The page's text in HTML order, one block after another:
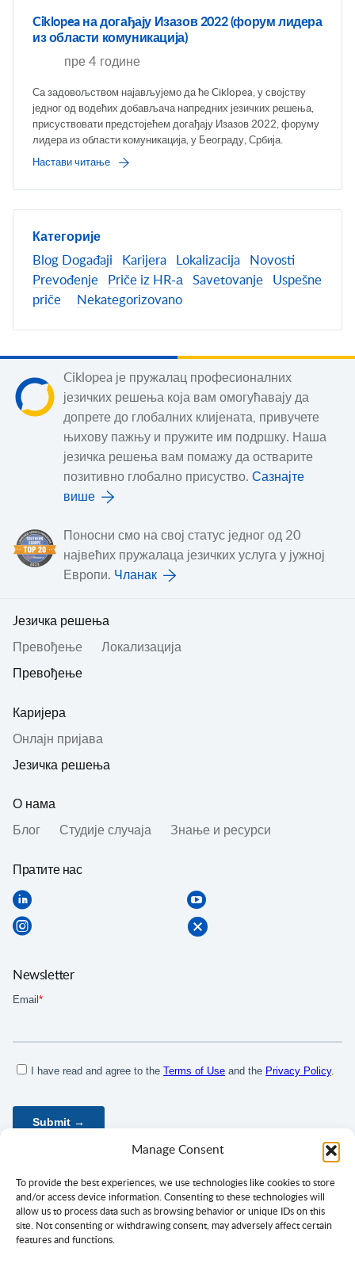
Manage Consent
To provide the best experiences, we use technologies like cookies to store
and/or access device information. Consenting to these technologies will
allow us to process data such as browsing behavior or unique IDs on this
site. Not consenting or withdrawing consent, may adversely affect certain
features and functions.
Ciklopea на догађају Изазов 2022 (форум лидера
из области комуникација)
пре 4 године
Са задовољством најављујемо да ће Ciklopea, у својству
једног од водећих добављача напредних језичких решења,
присуствовати предстојећем догађају Изазов 2022, форуму
лидера из области комуникација, у Београду, Србија.
Настави читање
Категорије
Blog Događaji Karijera Lokalizacija
Novosti
Prevođenje
Priče iz HR-а Savetovanje
Uspešne
priče
Nekategorizovano
Ciklopea је пружалац професионалних
језичких решења која вам омогућавају да
допрете до глобалних клијената, привучете
њихову пажњу и пружите им подршку. Наша
језичка решења вам помажу да остварите
позитивно глобално присуство. Сазнајте
више
Поносни смо на свој статус једног од 20
највећих пружалаца језичких услуга у јужној
Европи. Чланак
Jезичка решења
Превођењe Локализација
Превођење
Каријера
Онлајн пријава
Језичка решења
О нама
Блог Студије случаја Знање и ресурси
Пратите нас
Newsletter